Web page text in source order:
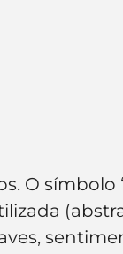
O símbolo